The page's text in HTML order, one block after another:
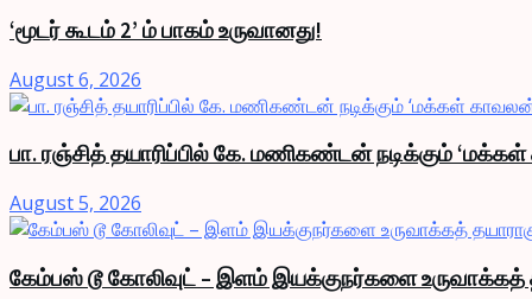
‘மூடர் கூடம் 2’ ம் பாகம் உருவானது!
August 6, 2026
பா. ரஞ்சித் தயாரிப்பில் கே. மணிகண்டன் நடிக்கும்
August 5, 2026
கேம்பஸ் டூ கோலிவுட் – இளம் இயக்குநர்களை